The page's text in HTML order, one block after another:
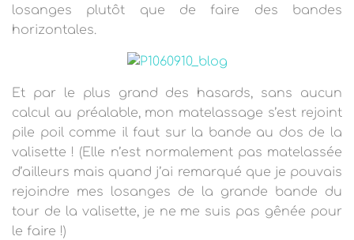
losanges plutôt que de faire des bandes
horizontales.
Et par le plus grand des hasards, sans aucun
calcul au préalable, mon matelassage s’est rejoint
pile poil comme il faut sur la bande au dos de la
valisette ! (Elle n’est normalement pas matelassée
d’ailleurs mais quand j’ai remarqué que je pouvais
rejoindre mes losanges de la grande bande du
tour de la valisette, je ne me suis pas gênée pour
le faire !)